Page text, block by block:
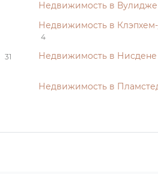
Недвижимость в Вулидже
Недвижимость в
4
31 Недвижимость в Нисдене
Недвижимость в